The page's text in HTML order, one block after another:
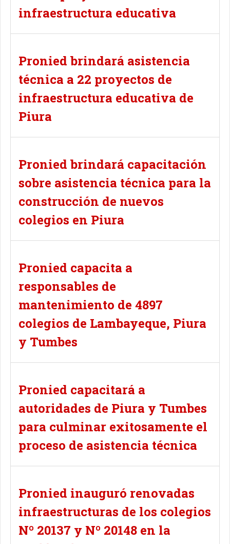
infraestructura educativa
Pronied brindará asistencia
técnica a 22 proyectos de
infraestructura educativa de
Piura
Pronied brindará capacitación
sobre asistencia técnica para la
construcción de nuevos
colegios en Piura
Pronied capacita a
responsables de
mantenimiento de 4897
colegios de Lambayeque, Piura
y Tumbes
Pronied capacitará a
autoridades de Piura y Tumbes
para culminar exitosamente el
proceso de asistencia técnica
Pronied inauguró renovadas
infraestructuras de los colegios
Nº 20137 y Nº 20148 en la